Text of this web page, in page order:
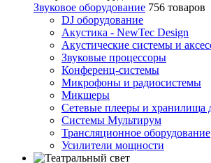
Звуковое оборудование 756 товаров
DJ оборудование
Акустика - NewTec Design
Акустические системы и
Звуковые процессоры
Конференц-системы
Микрофоны и радиосистемы
Микшеры
Сетевые плееры и хранилища
Системы Мультирум
Трансляционное оборудование
Усилители мощности